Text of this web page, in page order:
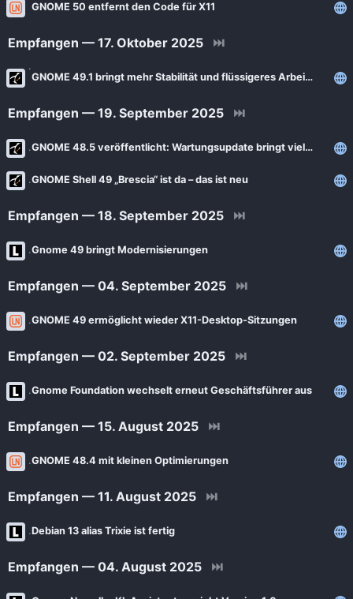
GNOME 50 entfernt den Code für X11
Empfangen — 17. Oktober 2025 ⏭
GNOME 49.1 bringt mehr Stabilität und flüssigeres Arbeiten auf dem Desktop
Empfangen — 19. September 2025 ⏭
GNOME 48.5 veröffentlicht: Wartungsupdate bringt viele Detailverbesserungen
GNOME Shell 49 „Brescia“ ist da – das ist neu
Empfangen — 18. September 2025 ⏭
Gnome 49 bringt Modernisierungen
Empfangen — 04. September 2025 ⏭
GNOME 49 ermöglicht wieder X11-Desktop-Sitzungen
Empfangen — 02. September 2025 ⏭
Gnome Foundation wechselt erneut Geschäftsführer aus
Empfangen — 15. August 2025 ⏭
GNOME 48.4 mit kleinen Optimierungen
Empfangen — 11. August 2025 ⏭
Debian 13 alias Trixie ist fertig
Empfangen — 04. August 2025 ⏭